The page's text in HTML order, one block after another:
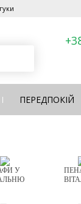
ПЕРЕДПОКІЙ
У